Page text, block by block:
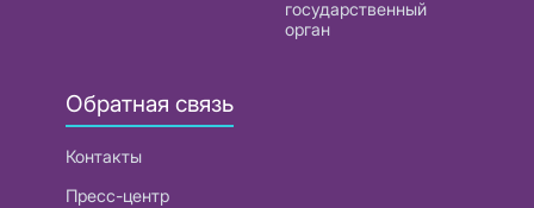
государственный
орган
Обратная связь
Контакты
Пресс-центр